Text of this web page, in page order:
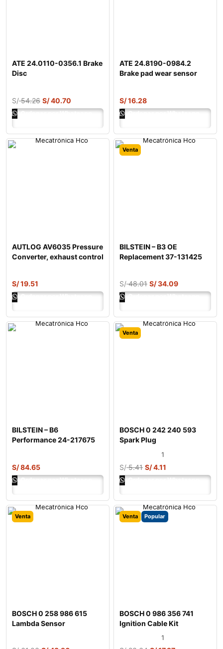
ATE 24.0110-0356.1 Brake
Disc
S/54.26 S/40.70
Ordenar por Whatsapp
ATE 24.8190-0984.2
Brake pad wear sensor
S/16.28
Ordenar por Whatsapp
AUTLOG AV6035 Pressure
Converter, exhaust control
S/19.51
Ordenar por Whatsapp
Venta
BILSTEIN – B3 OE
Replacement 37-131425
S/48.01 S/34.09
Ordenar por Whatsapp
BILSTEIN – B6
Performance 24-217675
S/84.65
Ordenar por Whatsapp
Venta
BOSCH 0 242 240 593
Spark Plug
1
S/5.41 S/4.11
Ordenar por Whatsapp
Venta
BOSCH 0 258 986 615
Lambda Sensor
Venta Popular
BOSCH 0 986 356 741
Ignition Cable Kit
1